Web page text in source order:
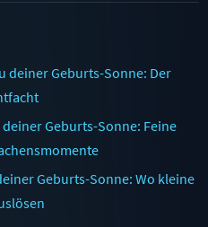
deiner Geburts-Sonne: Der
Geburts-Sonne: Feine
Geburts-Sonne: Wo kleine